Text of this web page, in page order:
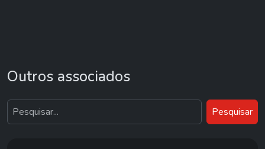
Outros associados
Pesquisar